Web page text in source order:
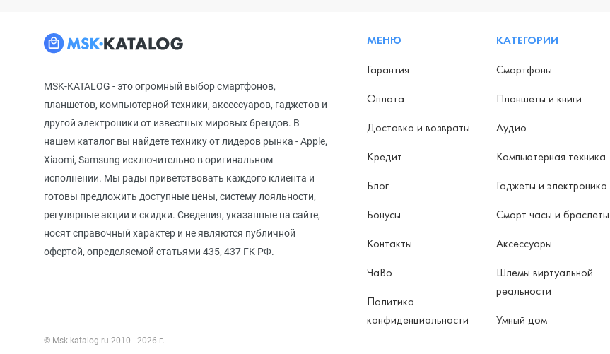
MSK-KATALOG - это огромный выбор смартфонов,
планшетов, компьютерной техники, аксессуаров, гаджетов и
другой электроники от известных мировых брендов. В
нашем каталог вы найдете технику от лидеров рынка - Apple,
Xiaomi, Samsung исключительно в оригинальном
исполнении. Мы рады приветствовать каждого клиента и
готовы предложить доступные цены, систему лояльности,
регулярные акции и скидки. Сведения, указанные на сайте,
носят справочный характер и не являются публичной
офертой, определяемой статьями 435, 437 ГК РФ.
© Msk-katalog.ru 2010 - 2026 г.
МЕНЮ
Гарантия
Оплата
Доставка и возвраты
Кредит
Блог
Бонусы
Контакты
ЧаВо
Политика
конфиденциальности
КАТЕГОРИИ
Смартфоны
Планшеты и книги
Аудио
Компьютерная техника
Гаджеты и электроника
Смарт часы и браслеты
Аксессуары
Шлемы виртуальной
реальности
Умный дом